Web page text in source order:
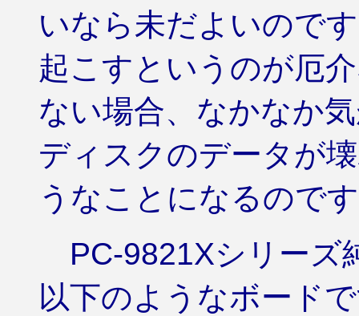
いなら未だよいので
起こすというのが厄
ない場合、なかなか
ディスクのデータが
うなことになるので
PC-9821Xシリーズ
以下のようなボード